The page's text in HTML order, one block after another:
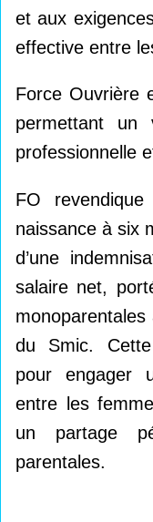
et aux
effective entre
Force Ouvrière
permettant un
professionnelle
FO
naissance à six
d’une
salaire net,
du Smic.
pour engager
entre les
un partage
parentales.